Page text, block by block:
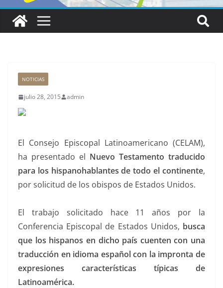
NOTICIAS
julio 28, 2015 admin
El Consejo Episcopal Latinoamericano (CELAM),
ha presentado el Nuevo Testamento traducido
para los hispanohablantes de todo el continente,
por solicitud de los obispos de Estados Unidos.
El trabajo solicitado hace 11 años por la
Conferencia Episcopal de Estados Unidos, busca
que los hispanos en dicho país cuenten con una
traducción en idioma español con la impronta de
expresiones características típicas de
Latinoamérica.